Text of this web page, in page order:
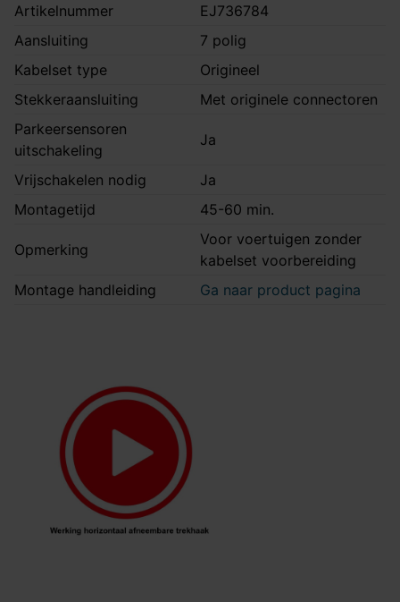
Artikelnummer
EJ736784
Aansluiting
7 polig
Kabelset type
Origineel
Stekkeraansluiting
Met originele connectoren
Parkeersensoren
uitschakeling
Ja
Vrijschakelen nodig
Ja
Montagetijd
45-60 min.
Opmerking
Voor voertuigen zonder
kabelset voorbereiding
Montage handleiding
Ga naar product pagina